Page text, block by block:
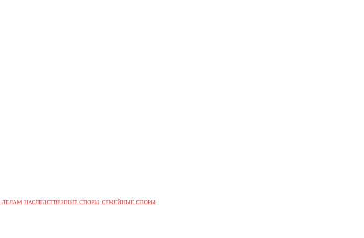
ДЕЛАМ НАСЛЕДСТВЕННЫЕ СПОРЫ СЕМЕЙНЫЕ СПОРЫ